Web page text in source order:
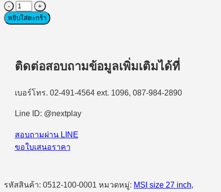
จำนวน
Monitor
MAG275CQRF
QD
VA
170Hz
ชิ้น
หยิบใส่ตะกร้า
ติดต่อสอบถามข้อมูลเพิ่มเติมได้ที่
เบอร์โทร. 02-491-4564 ext. 1096, 087-984-2890
Line ID: @nextplay
สอบถามผ่าน LINE
ขอใบเสนอราคา
รหัสสินค้า: 0512-100-0001 หมวดหมู่: MSI size 27 inch,